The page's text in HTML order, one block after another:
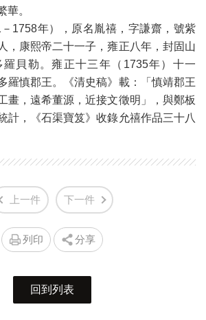
華。
1758年），原名胤禧，字謙齋，號紫
，康熙帝二十一子，雍正八年，封固山
羅貝勒。雍正十三年（1735年）十一
羅慎郡王。《清史稿》載：「慎靖郡王
畫，遠希董源，近接文徵明」，與鄭板
計，《石渠寶笈》收錄允禧作品三十八
上一件 下一件
列印 分享
回到列表